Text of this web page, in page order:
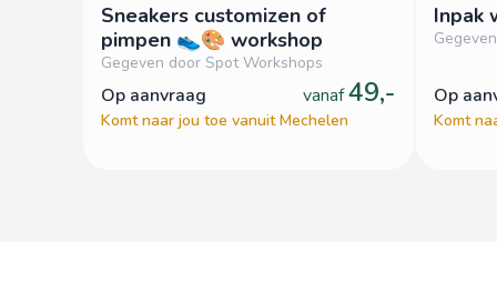
Sneakers customizen of
pimpen 👟🎨 workshop
Gegeven door Spot Workshops
op aanvraag vanaf49,-
Komt naar jou toe vanuit Mechelen
Inpak
op
Komt